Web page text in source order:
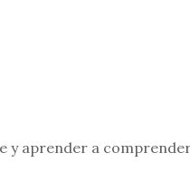
y aprender a